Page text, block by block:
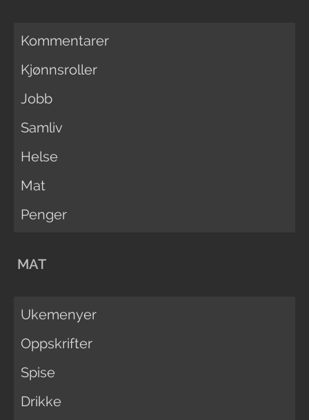
Kommentarer
Kjønnsroller
Jobb
Samliv
Helse
Mat
Penger
MAT
Ukemenyer
Oppskrifter
Spise
Drikke